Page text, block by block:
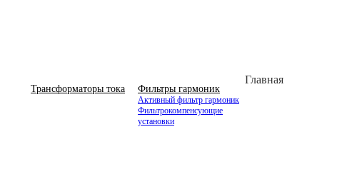
Трансформаторы тока Фильтры гармоник
Активный фильтр гармоник
Фильтрокомпенсующие
установки
Главная